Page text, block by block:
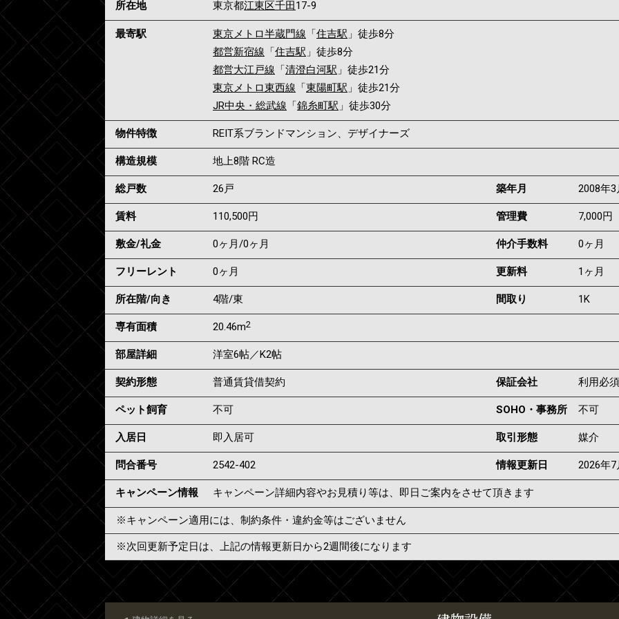
所在地 東京都江東区千田17-9
最寄駅 東京メトロ半蔵門線 「住吉駅 」徒歩8分
都営新宿線 「住吉駅 」徒歩8分
都営大江戸線 「清澄白河駅 」徒歩21分
東京メトロ東西線 「東陽町駅 」徒歩21分
JR中央・総武線 「錦糸町駅 」徒歩30分
物件特徴 REIT系ブランドマンション、デザイナーズ
構造規模 地上8階 RC造
総戸数 26戸 築年月 2008年3
賃料 110,500円 管理費 7,000円
敷金/礼金 0ヶ月/0ヶ月 仲介手数料 0ヶ月
フリーレント 0ヶ月 更新料 1ヶ月
所在階/向き 4階/東 間取り 1K
専有面積 20.46m2
部屋詳細 洋室6帖／K2帖
契約形態 普通賃貸借契約 保証会社 利用必須
ペット飼育 不可 SOHO・事務所 不可
入居日 即入居可 取引形態 媒介
問合番号 2542-402 情報更新日 2026年
キャンペーン情報 キャンペーン詳細内容やお見積り等は、即日ご案内をさせて頂きます
※キャンペーン適用には、制約条件・違約金等はございません
※次回更新予定日は、上記の情報更新日から2週間後になります